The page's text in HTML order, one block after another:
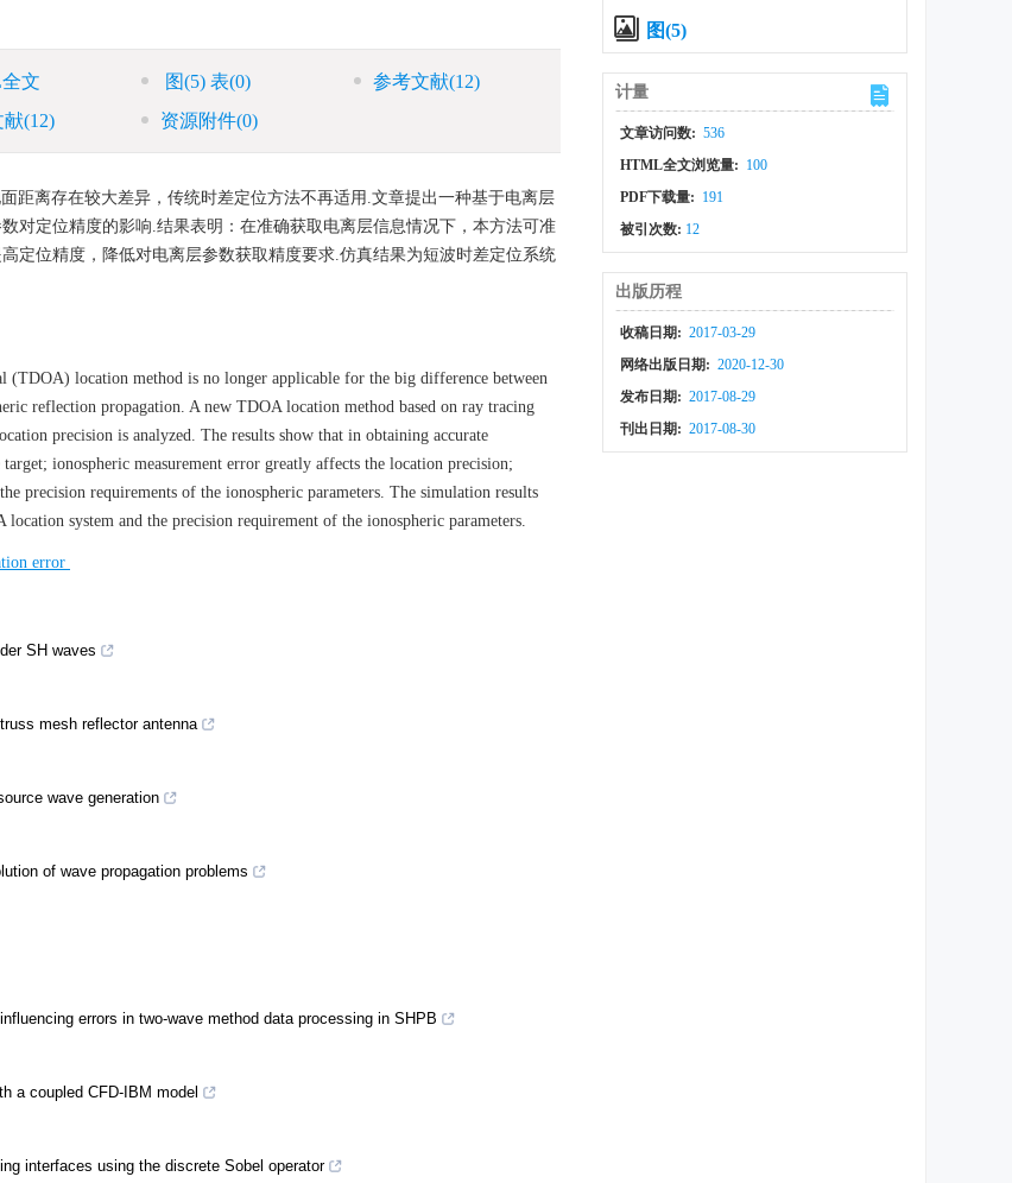
文 图(5) 表(0) 参考文献(12)
献(12) 资源附件(0)
距离存在较大差异，传统时差定位方法不再适用.文章提出一种基于电离层
对定位精度的影响.结果表明：在准确获取电离层信息情况下，本方法可准
定位精度，降低对电离层参数获取精度要求.仿真结果为短波时差定位系统
location method is no longer applicable for the big difference between
reflection propagation. A new TDOA location method based on ray tracing
precision is analyzed. The results show that in obtaining accurate
ionospheric measurement error greatly affects the location precision;
precision requirements of the ionospheric parameters. The simulation results
system and the precision requirement of the ionospheric parameters.
error
SH waves
mesh reflector antenna
wave generation
of wave propagation problems
errors in two-wave method data processing in SHPB
a coupled CFD-IBM model
interfaces using the discrete Sobel operator
图(5)
计量
文章访问数: 536
HTML全文浏览量: 100
PDF下载量: 191
被引次数: 12
出版历程
收稿日期: 2017-03-29
网络出版日期: 2020-12-30
发布日期: 2017-08-29
刊出日期: 2017-08-30